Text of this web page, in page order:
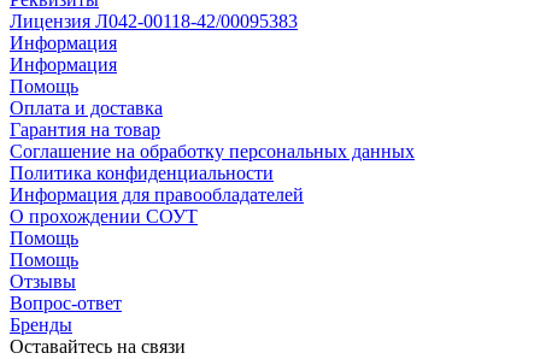
Лицензия Л042-00118-42/00095383
Информация
Информация
Помощь
Оплата и доставка
Гарантия на товар
Соглашение на обработку персональных данных
Политика конфиденциальности
Информация для правообладателей
О прохождении СОУТ
Помощь
Помощь
Отзывы
Вопрос-ответ
Бренды
Оставайтесь на связи